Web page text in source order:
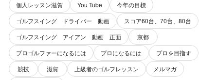
個人レッスン滋賀 You Tube
今年の目標
ゴルフスイング ドライバー 動画
スコア60台、70台、80台
ゴルフスイング アイアン 動画 正面
京都
プロゴルファーになるには
プロになるには
プロを目指す
競技
滋賀 上級者のゴルフレッスン
メルマガ